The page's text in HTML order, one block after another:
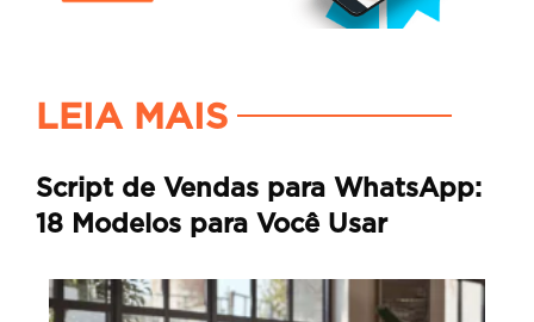
LEIA MAIS
Script de Vendas para WhatsApp:
18 Modelos para Você Usar